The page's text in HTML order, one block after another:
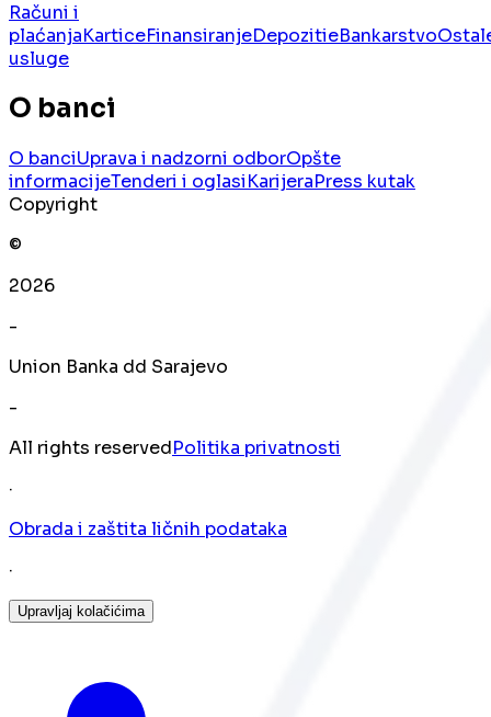
Računi i
plaćanjaKarticeFinansiranjeDepozitieBankarstvo
usluge
O banci
O banciUprava i nadzorni odborOpšte
informacijeTenderi i oglasiKarijeraPress kutak
Copyright
©
2026
-
Union Banka dd Sarajevo
-
All rights reservedPolitika privatnosti
·
Obrada i zaštita ličnih podataka
·
Upravljaj kolačićima